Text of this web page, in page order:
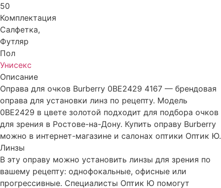
50
Комплектация
Салфетка,
Футляр
Пол
Унисекс
Описание
Оправа для очков Burberry 0BE2429 4167 — брендовая
оправа для установки линз по рецепту. Модель
0BE2429 в цвете золотой подходит для подбора очков
для зрения в Ростове-на-Дону. Купить оправу Burberry
можно в интернет-магазине и салонах оптики Оптик Ю.
Линзы
В эту оправу можно установить линзы для зрения по
вашему рецепту: однофокальные, офисные или
прогрессивные. Специалисты Оптик Ю помогут